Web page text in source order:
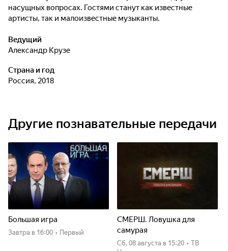
насущных вопросах. Гостями станут как известные
артисты, так и малоизвестные музыканты.
Ведущий
Александр Крузе
Страна и год
Россия, 2018
Другие познавательные передачи
Большая игра
Завтра в 16:00 • Первый
СМЕРШ. Ловушка для
самурая
сб, 08 августа в 15:20 • ТВ